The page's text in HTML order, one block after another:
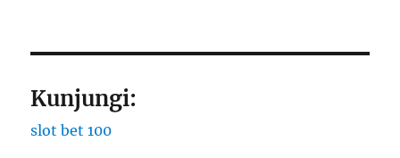
Kunjungi:
slot bet 100